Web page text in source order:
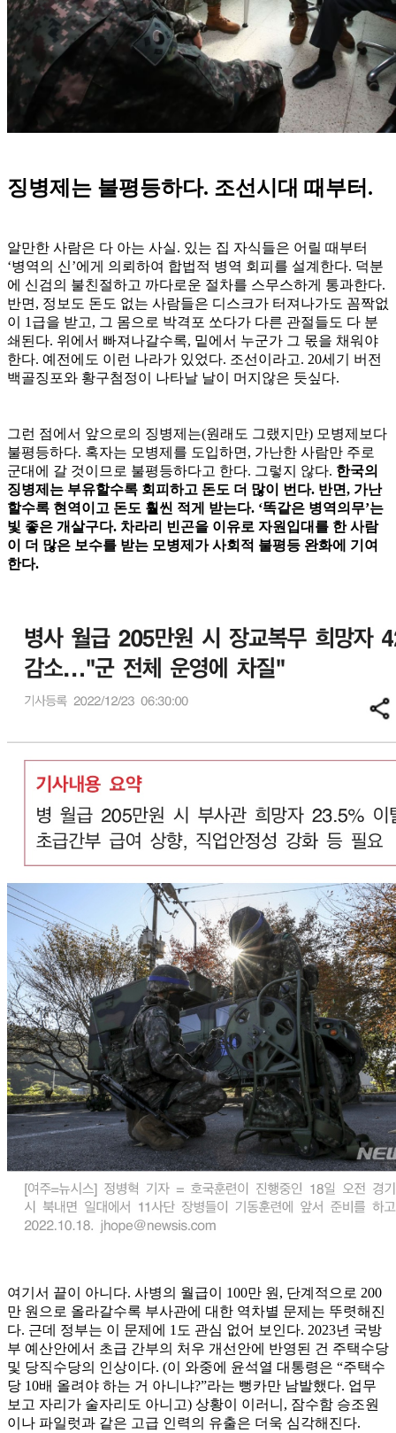
징병제는 불평등하다. 조선시대 때부터.
알만한 사람은 다 아는 사실. 있는 집 자식들은 어릴 때부터
‘병역의 신’에게 의뢰하여 합법적 병역 회피를 설계한다. 덕분
에 신검의 불친절하고 까다로운 절차를 스무스하게 통과한다.
반면, 정보도 돈도 없는 사람들은 디스크가 터져나가도 꼼짝없
이 1급을 받고, 그 몸으로 박격포 쏘다가 다른 관절들도 다 분
쇄된다. 위에서 빠져나갈수록, 밑에서 누군가 그 몫을 채워야
한다. 예전에도 이런 나라가 있었다. 조선이라고. 20세기 버전
백골징포와 황구첨정이 나타날 날이 머지않은 듯싶다.
그런 점에서 앞으로의 징병제는(원래도 그랬지만) 모병제보다
불평등하다. 혹자는 모병제를 도입하면, 가난한 사람만 주로
군대에 갈 것이므로 불평등하다고 한다. 그렇지 않다. 한국의
징병제는 부유할수록 회피하고 돈도 더 많이 번다. 반면, 가난
할수록 현역이고 돈도 훨씬 적게 받는다. ‘똑같은 병역의무’는
빛 좋은 개살구다. 차라리 빈곤을 이유로 자원입대를 한 사람
이 더 많은 보수를 받는 모병제가 사회적 불평등 완화에 기여
한다.
여기서 끝이 아니다. 사병의 월급이 100만 원, 단계적으로 200
만 원으로 올라갈수록 부사관에 대한 역차별 문제는 뚜렷해진
다. 근데 정부는 이 문제에 1도 관심 없어 보인다. 2023년 국방
부 예산안에서 초급 간부의 처우 개선안에 반영된 건 주택수당
및 당직수당의 인상이다. (이 와중에 윤석열 대통령은 “주택수
당 10배 올려야 하는 거 아니냐?”라는 뻥카만 남발했다. 업무
보고 자리가 술자리도 아니고) 상황이 이러니, 잠수함 승조원
이나 파일럿과 같은 고급 인력의 유출은 더욱 심각해진다.